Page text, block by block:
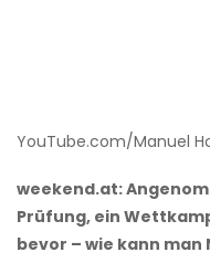
YouTube.com/Manuel
weekend.at:
Prüfung, ein
bevor – wie kann